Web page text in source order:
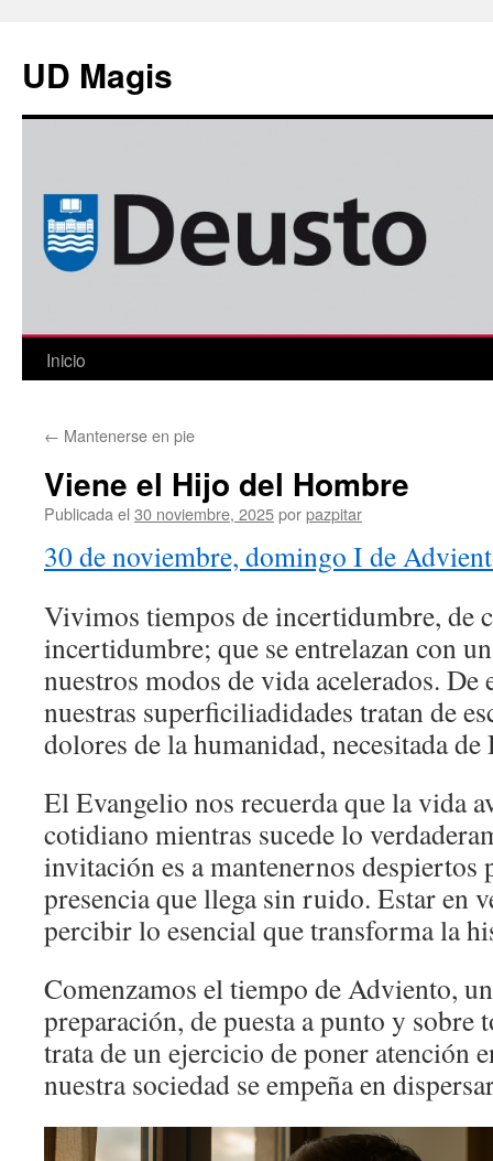
contenido
UD Magis
Inicio
← Mantenerse en pie
Viene el Hijo del Hombre
Publicada el 30 noviembre, 2025porpazpitar
30 de noviembre, domingo I de
Vivimos tiempos de incertidumbre, de
incertidumbre; que se entrelazan con
nuestros modos de vida acelerados. De
nuestras superficiliadidades tratan de
dolores de la humanidad, necesitada de
El Evangelio nos recuerda que la vida
cotidiano mientras sucede lo
invitación es a mantenernos despiertos
presencia que llega sin ruido. Estar en
percibir lo esencial que transforma la
Comenzamos el tiempo de Adviento,
preparación, de puesta a punto y sobre
trata de un ejercicio de poner atención
nuestra sociedad se empeña en